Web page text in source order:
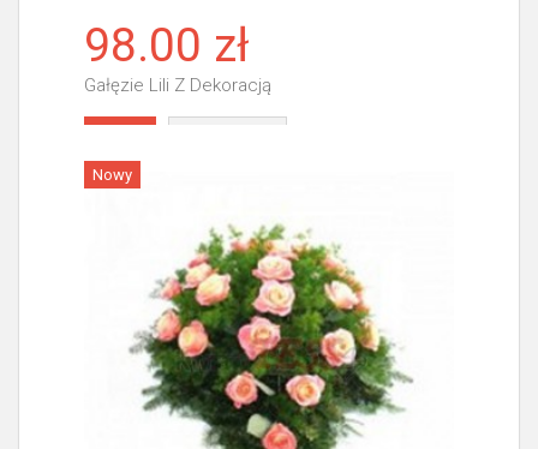
98.00 zł
Gałęzie Lili Z Dekoracją
Nowy